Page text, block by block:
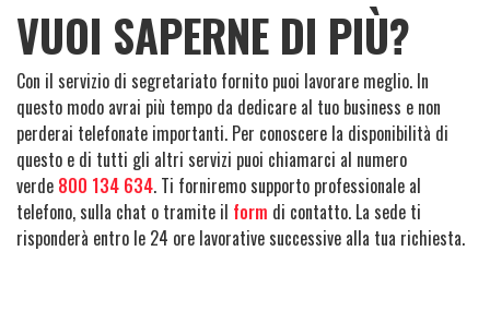
VUOI SAPERNE DI PIÙ?
Con il servizio di segretariato fornito puoi lavorare meglio. In
questo modo avrai più tempo da dedicare al tuo business e non
perderai telefonate importanti. Per conoscere la disponibilità di
questo e di tutti gli altri servizi puoi chiamarci al numero
verde 800 134 634. Ti forniremo supporto professionale al
telefono, sulla chat o tramite il form di contatto. La sede ti
risponderà entro le 24 ore lavorative successive alla tua richiesta.